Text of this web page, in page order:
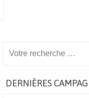
DERNIÈRES